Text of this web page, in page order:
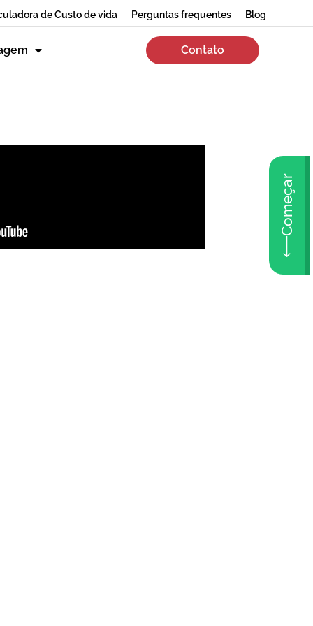
de Custo de vida Perguntas frequentes Blog
Contato
Começar